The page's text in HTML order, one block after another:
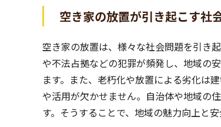
空き家の放置が引き起こす社
空き家の放置は、様々な社会問題を引き
や不法占拠などの犯罪が頻発し、地域の
ます。また、老朽化や放置による劣化は
や活用が欠かせません。自治体や地域の
す。そうすることで、地域の魅力向上と